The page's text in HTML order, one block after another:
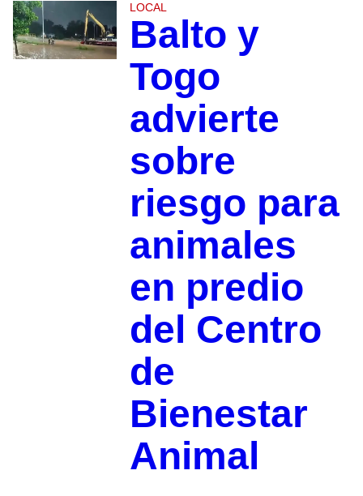
LOCAL
Balto y
Togo
advierte
sobre
riesgo para
animales
en predio
del Centro
de
Bienestar
Animal